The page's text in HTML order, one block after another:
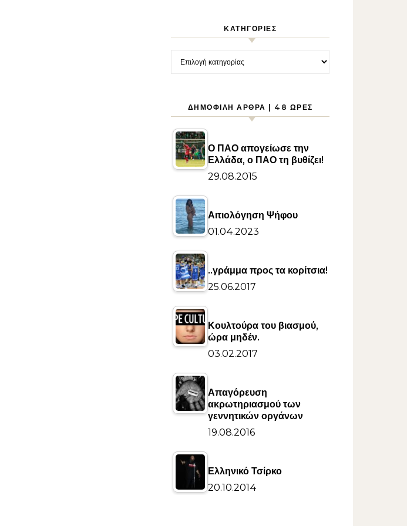
KΑΤΗΓΟΡΊΕΣ
Kατηγορίες
ΔΗΜΟΦΙΛΉ ΆΡΘΡΑ | 48 ΏΡΕΣ
Ο ΠΑΟ απογείωσε την
Ελλάδα, ο ΠΑΟ τη βυθίζει!
29.08.2015
Αιτιολόγηση Ψήφου
01.04.2023
..γράμμα προς τα κορίτσια!
25.06.2017
Κουλτούρα του βιασμού,
ώρα μηδέν.
03.02.2017
Απαγόρευση
ακρωτηριασμού των
γεννητικών οργάνων
19.08.2016
Ελληνικό Τσίρκο
20.10.2014